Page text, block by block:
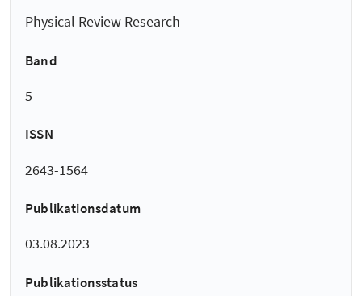
Physical Review Research
Band
5
ISSN
2643-1564
Publikationsdatum
03.08.2023
Publikationsstatus